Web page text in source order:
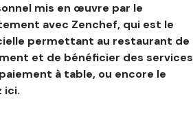
mis en œuvre par le
avec Zenchef, qui est le
permettant au restaurant de
et de bénéficier des services
à table, ou encore le
ici.